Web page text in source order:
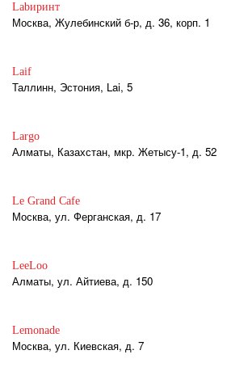
Labиринт
Москва, Жулебинский б-р, д. 36, корп. 1
Laif
Таллинн, Эстония, Lai, 5
Largo
Алматы, Казахстан, мкр. Жетысу-1, д. 52
Le Grand Cafe
Москва, ул. Ферганская, д. 17
LeeLoo
Алматы, ул. Айтиева, д. 150
Lemonade
Москва, ул. Киевская, д. 7